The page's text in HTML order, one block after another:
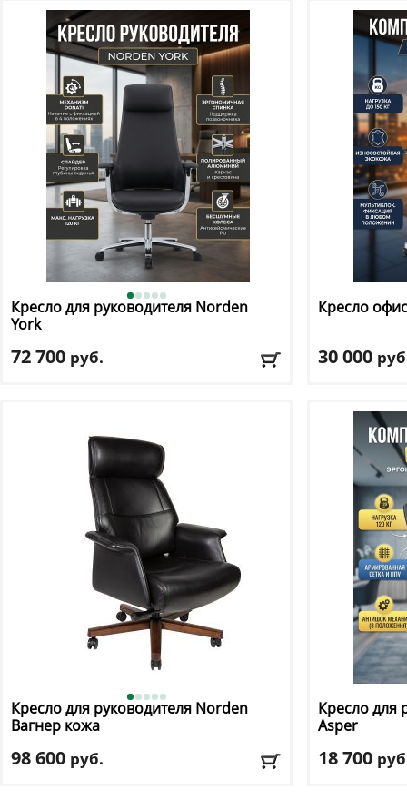
Механизм качания: мультиблок
Регулировка по высоте: есть
Материал обивки: натуральная кожа
Подлокотники: да
Доставка:БЕСПЛАТНО, 2-3 дня
Механизм
Регулировка
Материал
Доставка:
Кресло для руководителя Norden
York
72 700 руб.
Материал обивки
: экокожа
Подлокотники: да
БЕСПЛАТНО, 2-3 дня
Кресло
30 000
Механизм
Регулировка
Материал
Доставка:
Кресло для руководителя Norden
Вагнер кожа
98 600 руб.
Кресло для
Asper
18 700